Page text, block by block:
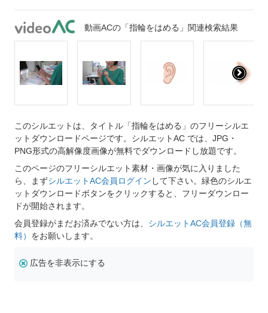
動画ACの「指輪をはめる」関連検索結果
このシルエットは、タイトル「指輪をはめる」のフリーシルエ
ットダウンロードページです。シルエットAC では、JPG・
PNG形式の高解像度画像が無料でダウンロードし放題です。
このページのフリーシルエット素材・画像が気に入りました
ら、まずシルエットAC会員ログイン して下さい。緑色のシルエ
ットダウンロードボタンをクリックすると、フリーダウンロー
ドが開始されます。
会員登録がまだお済みでない方は、 シルエットAC会員登録（無
料） をお願いします。
広告を非表示にする